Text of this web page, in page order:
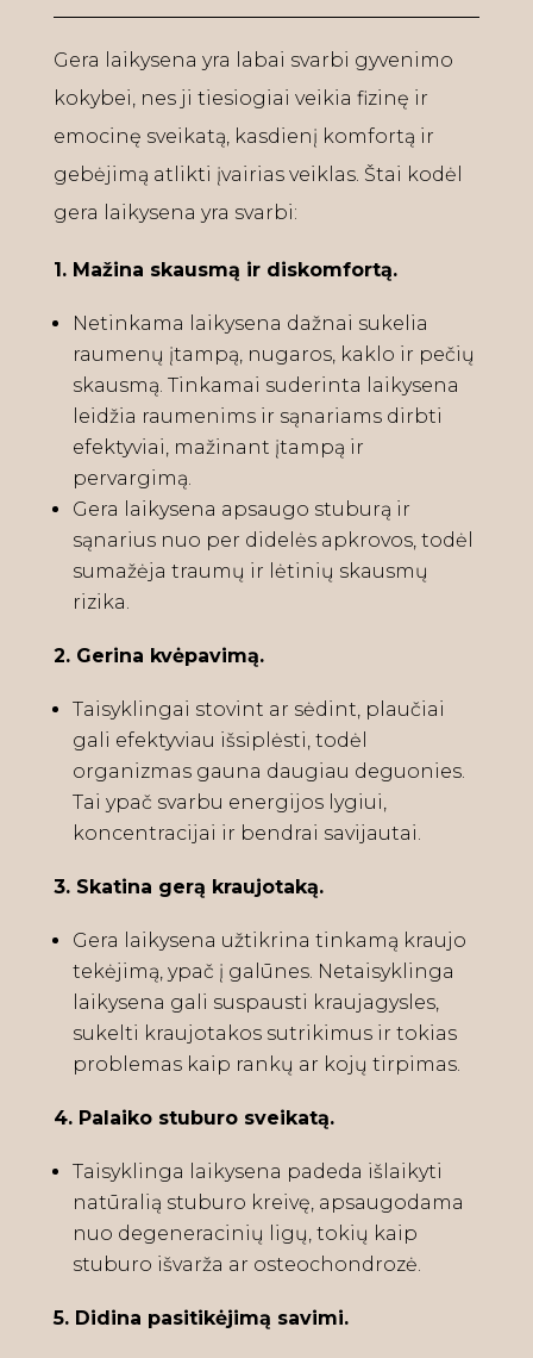
Gera laikysena yra labai svarbi gyvenimo
kokybei, nes ji tiesiogiai veikia fizinę ir
emocinę sveikatą, kasdienį komfortą ir
gebėjimą atlikti įvairias veiklas. Štai kodėl
gera laikysena yra svarbi:
1. Mažina skausmą ir diskomfortą.
Netinkama laikysena dažnai sukelia
raumenų įtampą, nugaros, kaklo ir pečių
skausmą. Tinkamai suderinta laikysena
leidžia raumenims ir sąnariams dirbti
efektyviai, mažinant įtampą ir
pervargimą.
Gera laikysena apsaugo stuburą ir
sąnarius nuo per didelės apkrovos, todėl
sumažėja traumų ir lėtinių skausmų
rizika.
2. Gerina kvėpavimą.
Taisyklingai stovint ar sėdint, plaučiai
gali efektyviau išsiplėsti, todėl
organizmas gauna daugiau deguonies.
Tai ypač svarbu energijos lygiui,
koncentracijai ir bendrai savijautai.
3. Skatina gerą kraujotaką.
Gera laikysena užtikrina tinkamą kraujo
tekėjimą, ypač į galūnes. Netaisyklinga
laikysena gali suspausti kraujagysles,
sukelti kraujotakos sutrikimus ir tokias
problemas kaip rankų ar kojų tirpimas.
4. Palaiko stuburo sveikatą.
Taisyklinga laikysena padeda išlaikyti
natūralią stuburo kreivę, apsaugodama
nuo degeneracinių ligų, tokių kaip
stuburo išvarža ar osteochondrozė.
5. Didina pasitikėjimą savimi.